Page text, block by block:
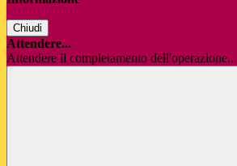
Chiudi
Attendere...
Attendere il completamento dell'operazione...